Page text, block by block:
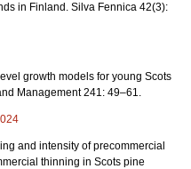
in Finland. Silva Fennica 42(3):
growth models for young Scots
Management 241: 49–61.
and intensity of precommercial
thinning in Scots pine